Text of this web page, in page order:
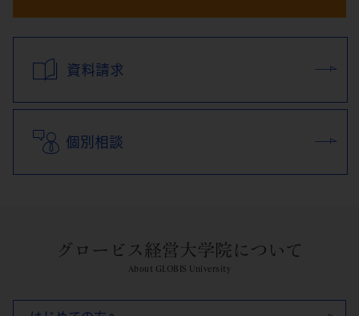
資料請求
個別相談
グロービス経営大学院について
About GLOBIS University